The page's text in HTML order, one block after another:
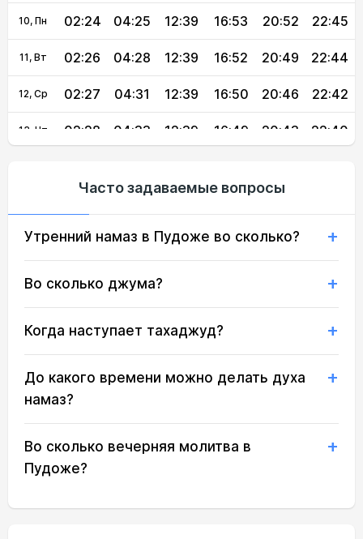
10, Пн 02:24 04:25 12:39 16:53 20:52 22:45
11, Вт 02:26 04:28 12:39 16:52 20:49 22:44
12, Ср 02:27 04:31 12:39 16:50 20:46 22:42
13, Чт 02:28 04:33 12:39 16:49 20:43 22:40
16, Вс 02:31 04:41 12:38 16:44 20:34 22:35
17, Пн 02:32 04:44 22:34
02:34 04:47 12:38 16:41 20:27 22:32
20, Чт 02:36 04:52 12:37 16:38 20:21 22:29
21, Пт 02:37 04:55 12:37 16:36 20:18 22:27
02:38 04:57
Часто задаваемые вопросы
Утренний намаз в Пудоже во сколько?
Во сколько джума?
Когда наступает тахаджуд?
До какого времени можно делать духа
намаз?
Во сколько вечерняя молитва в
Пудоже?